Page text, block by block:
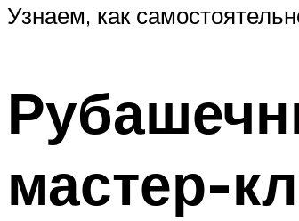
Узнаем, как
мастер-